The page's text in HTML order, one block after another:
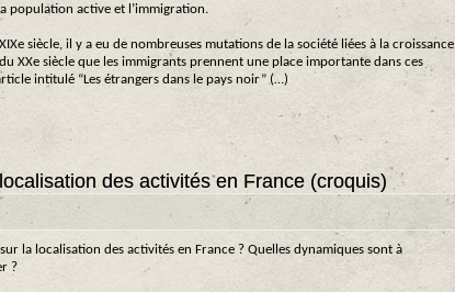
population active et l’immigration.
siècle, il y a eu de nombreuses mutations de la société liées à la croissance
XXe siècle que les immigrants prennent une place importante dans ces
intitulé “Les étrangers dans le pays noir” (…)
des activités en France (croquis)
la localisation des activités en France ? Quelles dynamiques sont à
?